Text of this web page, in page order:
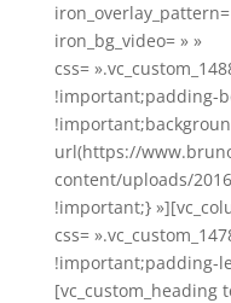
iron_bg_video= » »
css=
!important;padding-
url(https://
content/uploads/
!important;}
css=
!important;padding-
[vc_custom_heading